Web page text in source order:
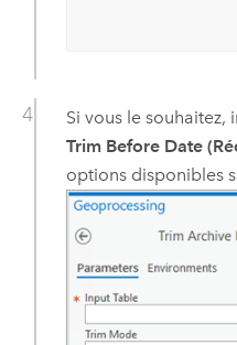
Si vous le
Trim Before Date
options disponibles